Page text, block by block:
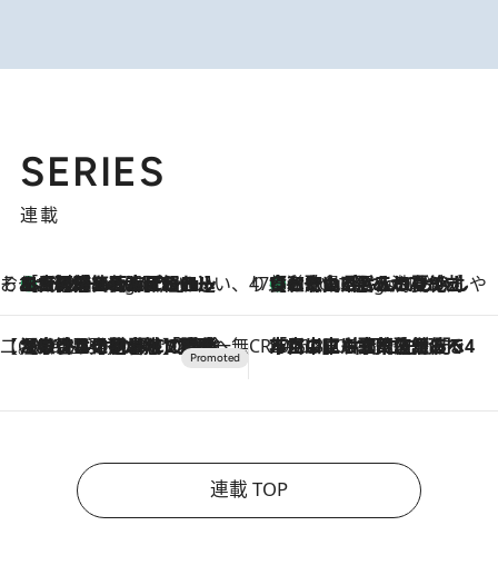
SERIES
連載
そおだよおこの関西おいしい、おやつ紀行8 Hours Ago
［大阪府箕面市］一皿一皿目の前で仕上げられる、料理を巧みに組み込んだアシェットデセールコース「ミチル アシェット デセール（Michiru assiette dessert）」 47都道府県の手みやげ ひんやりスイーツで夏を満喫
8 Hours Ago
【和歌山県】この夏絶対食べたい 冷やしておいしいおやつ3選 みかんがごろっと丸ごと入ったジュレ
【CREA×星野リゾート】唯一無二。癒しと発見が待つ場所へ
2026.8.7
【トンボの足水浴】ヒノキの香りに包まれて涼感マックス！約13℃の湧水かけ流しを避暑地「星野温泉 トンボの湯」で体験 CREA'S CHOICE
2026.8.7
「立川にも歌舞伎があるんだよ」 片岡仁左衛門・市川中車ら豪華座組みで4年目の立川立飛歌舞伎へ
連載 TOP